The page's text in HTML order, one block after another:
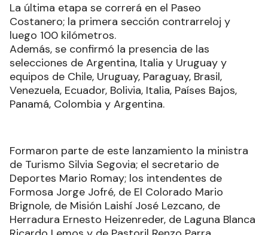
La última etapa se correrá en el Paseo
Costanero; la primera sección contrarreloj y
luego 100 kilómetros.
Además, se confirmó la presencia de las
selecciones de Argentina, Italia y Uruguay y
equipos de Chile, Uruguay, Paraguay, Brasil,
Venezuela, Ecuador, Bolivia, Italia, Países Bajos,
Panamá, Colombia y Argentina.
Formaron parte de este lanzamiento la ministra
de Turismo Silvia Segovia; el secretario de
Deportes Mario Romay; los intendentes de
Formosa Jorge Jofré, de El Colorado Mario
Brignole, de Misión Laishí José Lezcano, de
Herradura Ernesto Heizenreder, de Laguna Blanca